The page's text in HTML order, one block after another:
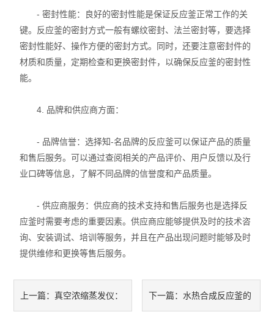
磁力搅拌器
有机合成装置
鼓风干燥箱
循环水真空泵
电子天平
SX2系列电阻炉
- 密封性能：良好的密封性能是保证反应釜正常工作的关
键。反应釜的密封方式一般有螺纹密封、法兰密封等，要选择
密封性能好、操作方便的密封方式。同时，还要注意密封件的
材质和质量，定期检查和更换密封件，以确保反应釜的密封性
能。
4. 品牌和供应商方面：
- 品牌信誉：选择知-名品牌的反应釜可以保证产品的质量
和售后服务。可以通过查阅相关的产品评价、用户反馈以及行
业口碑等信息，了解不同品牌的信誉度和产品质量。
- 供应商服务：供应商的技术支持和售后服务也是选择反
应釜时需要考虑的重要因素。供应商应能够提供及时的技术咨
询、安装调试、培训等服务，并且在产品出现问题时能够及时
提供维修和更换等售后服务。
上一篇：真空浓缩蒸发仪： 下一篇： 水热合成反应釜的